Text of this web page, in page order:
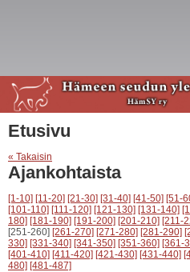
Etusivu
« Takaisin
Ajankohtaista
[1-10] [11-20] [21-30] [31-40] [41-50] [51-
[101-110] [111-120] [121-130] [131-140]
180] [181-190] [191-200] [201-210] [211-
[251-260] [261-270] [271-280] [281-290]
330] [331-340] [341-350] [351-360] [361-
[401-410] [411-420] [421-430] [431-440]
480] [481-487]